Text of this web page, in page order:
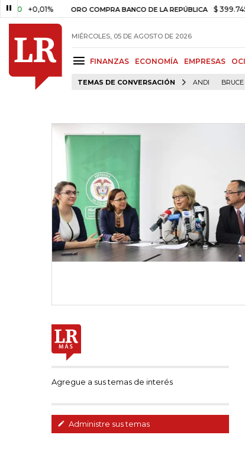
+0,01% ORO COMPRA BANCO DE LA REPÚBLICA $ 399.745,16
MIÉRCOLES, 05 DE AGOSTO DE 2026
FINANZAS ECONOMÍA EMPRESAS
TEMAS DE CONVERSACIÓN ANDI
Agregue a sus temas de interés
Administre sus temas